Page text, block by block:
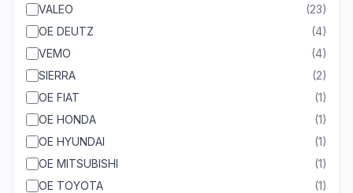
VALEO
(23)
OE DEUTZ
(4)
VEMO
(4)
SIERRA
(2)
OE FIAT
(1)
OE HONDA
(1)
OE HYUNDAI
(1)
OE MITSUBISHI
(1)
OE TOYOTA
(1)